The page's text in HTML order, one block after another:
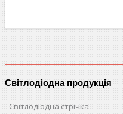
Світлодіодна продукція
Світлодіодна стрічка